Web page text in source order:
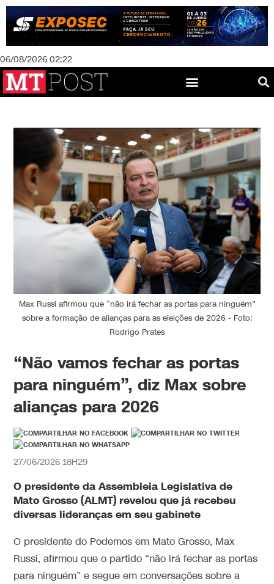
06/08/2026 02:22
Max Russi afirmou que “não irá fechar as portas para ninguém”
sobre a formação de alianças para as eleições de 2026 - Foto:
Rodrigo Prates
“Não vamos fechar as portas
para ninguém”, diz Max sobre
alianças para 2026
27/06/2026 18H29
O presidente da Assembleia Legislativa de
Mato Grosso (ALMT) revelou que já recebeu
diversas lideranças em seu gabinete
O presidente do Podemos em Mato Grosso, Max
Russi, afirmou que o partido “não irá fechar as portas
para ninguém” e segue em conversações sobre a